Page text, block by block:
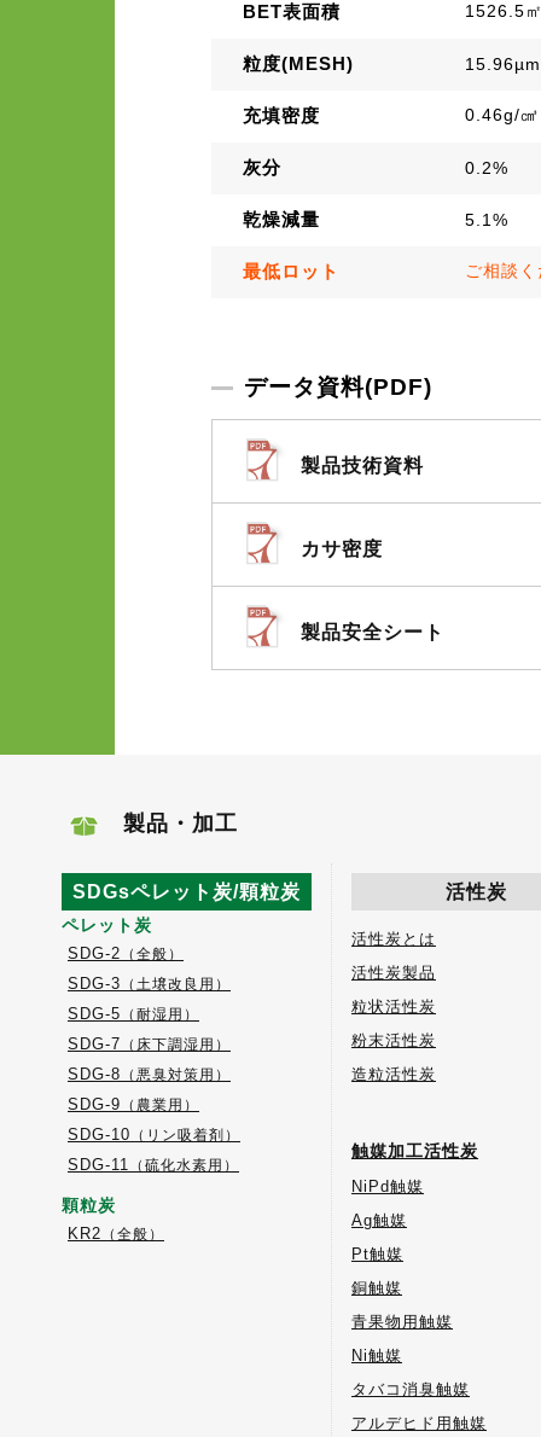
BET表面積 1526.5
粒度(MESH) 15.96µm
充填密度 0.46g/㎤
灰分 0.2%
乾燥減量 5.1%
最低ロット ご相談
データ資料(PDF)
製品技術資料
カサ密度
製品安全シート
製品・加工
SDGsペレット炭/顆粒炭
ペレット炭
SDG-2 （全般）
SDG-3 （土壌改良用）
SDG-5 （耐湿用）
SDG-7 （床下調湿用）
SDG-8 （悪臭対策用）
SDG-9 （農業用）
SDG-10 （リン吸着剤）
SDG-11 （硫化水素用）
顆粒炭
KR2 （全般）
活性炭
活性炭とは
活性炭製品
粒状活性炭
粉末活性炭
造粒活性炭
触媒加工活性炭
NiPd触媒
Ag触媒
Pt触媒
銅触媒
青果物用触媒
Ni触媒
タバコ消臭触媒
アルデヒド用触媒